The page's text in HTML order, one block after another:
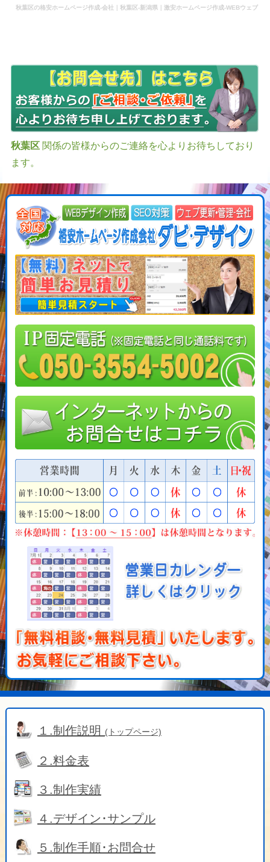
秋葉区の格安ホームページ作成-会社｜秋葉区-新潟県｜激安ホームページ作成-WEBウェブ
秋葉区関係の皆様からのご連絡を心よりお待ちしており
ます。
１.制作説明 (トップページ)
２.料金表
３.制作実績
４.デザイン･サンプル
５.制作手順･お問合せ